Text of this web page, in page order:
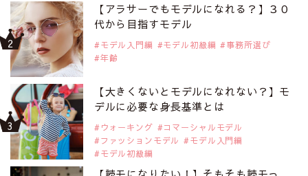
【アラサーでもモデルになれる？】３０
代から目指すモデル
モデル入門編 モデル初級編
事務所選び
年齢
【大きくないとモデルになれない？】モ
デルに必要な身長基準とは
ウォーキング
コマーシャルモデル
ファッションモデル
モデル入門編
モデル初級編